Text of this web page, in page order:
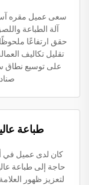
سعى عميل مقره
آلة الطباعة
تقليل تكاليف
على توسيع نطاق
طباعة
كان لدى عميل في
حاجة إلى طباعة
لتعزيز ظهور